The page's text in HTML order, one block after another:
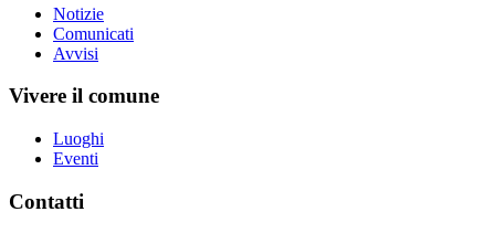
Notizie
Comunicati
Avvisi
Vivere il comune
Luoghi
Eventi
Contatti